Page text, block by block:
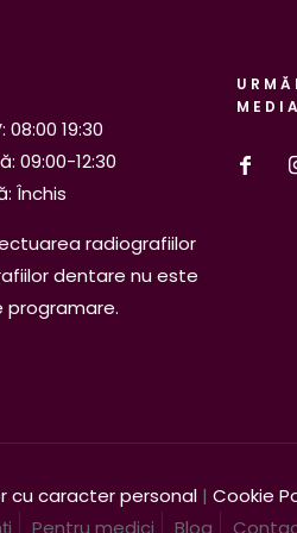
08:00 19:30
09:00-12:30
Închis
radiografiilor
dentare nu este
programare.
MEDIA
cu caracter personal| Cookie
Pentru medici Blog